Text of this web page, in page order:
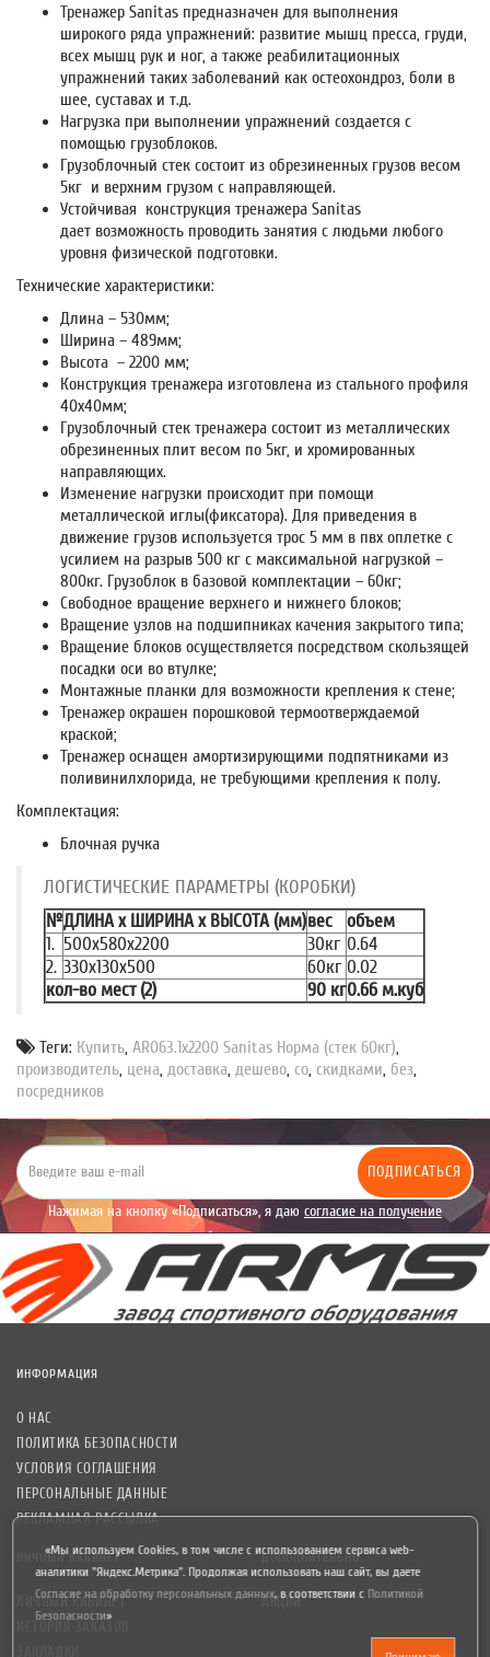
Тренажер Sanitas предназначен для выполнения
широкого ряда упражнений: развитие мышц пресса, груди,
всех мышц рук и ног, а также реабилитационных
упражнений таких заболеваний как остеохондроз, боли в
шее, суставах и т.д.
Нагрузка при выполнении упражнений создается с
помощью грузоблоков.
Грузоблочный стек состоит из обрезиненных грузов весом
5кг и верхним грузом с направляющей.
Устойчивая конструкция тренажера Sanitas
дает возможность проводить занятия с людьми любого
уровня физической подготовки.
Технические характеристики:
Длина – 530мм;
Ширина – 489мм;
Высота – 2200 мм;
Конструкция тренажера изготовлена из стального профиля
40х40мм;
Грузоблочный стек тренажера состоит из металлических
обрезиненных плит весом по 5кг, и хромированных
направляющих.
Изменение нагрузки происходит при помощи
металлической иглы(фиксатора). Для приведения в
движение грузов используется трос 5 мм в пвх оплетке с
усилием на разрыв 500 кг с максимальной нагрузкой –
800кг. Грузоблок в базовой комплектации – 60кг;
Свободное вращение верхнего и нижнего блоков;
Вращение узлов на подшипниках качения закрытого типа;
Вращение блоков осуществляется посредством скользящей
посадки оси во втулке;
Монтажные планки для возможности крепления к стене;
Тренажер окрашен порошковой термоотверждаемой
краской;
Тренажер оснащен амортизирующими подпятниками из
поливинилхлорида, не требующими крепления к полу.
Комплектация:
Блочная ручка
ЛОГИСТИЧЕСКИЕ ПАРАМЕТРЫ (КОРОБКИ)
№ДЛИНА x ШИРИНА x ВЫСОТА (мм)вес
объем
1. 500x580x2200 30кг 0.64
2. 330x130x500 60кг 0.02
кол-во мест (2)
90 кг0.66 м.куб
Теги: Купить, AR063.1х2200 Sanitas Норма (стек 60кг),
производитель, цена, доставка, дешево, со, скидками, без,
посредников
ПОДПИСАТЬСЯ
Нажимая на кнопку «Подписаться», я даю согласие на получение
уведомлений рекламного характера.
ИНФОРМАЦИЯ
О НАС
ПОЛИТИКА БЕЗОПАСНОСТИ
УСЛОВИЯ СОГЛАШЕНИЯ
ПЕРСОНАЛЬНЫЕ ДАННЫЕ
РЕКЛАМНАЯ РАССЫЛКА
ЛИЧНЫЙ КАБИНЕТ
ЛИЧНЫЙ КАБИНЕТ
ДОПОЛНИТЕЛЬНО
АКЦИИ
«Мы используем Cookies, в том числе с использованием сервиса web-
аналитики "Яндекс.Метрика". Продолжая использовать наш сайт, вы даете
Согласие на обработку персональных данных,в соответствии с Политикой
Безопасности»